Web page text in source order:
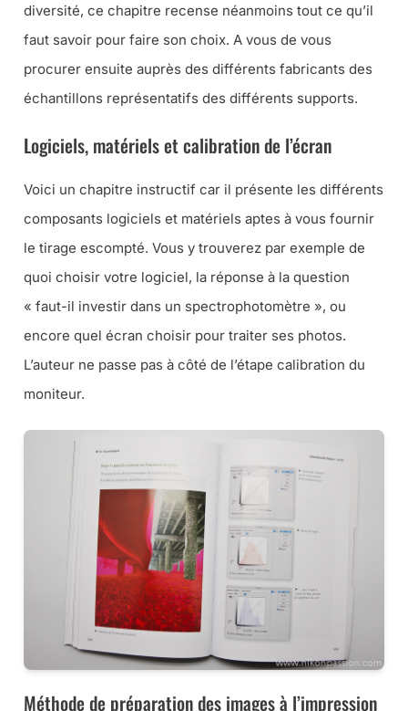
diversité, ce chapitre recense néanmoins tout ce qu’il
faut savoir pour faire son choix. A vous de vous
procurer ensuite auprès des différents fabricants des
échantillons représentatifs des différents supports.
Logiciels, matériels et calibration de l’écran
Voici un chapitre instructif car il présente les différents
composants logiciels et matériels aptes à vous fournir
le tirage escompté. Vous y trouverez par exemple de
quoi choisir votre logiciel, la réponse à la question
« faut-il investir dans un spectrophotomètre », ou
encore quel écran choisir pour traiter ses photos.
L’auteur ne passe pas à côté de l’étape calibration du
moniteur.
Méthode de préparation des images à l’impression